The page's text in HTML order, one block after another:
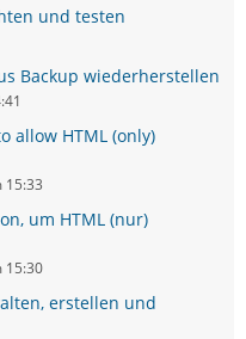
und testen
Backup wiederherstellen
allow HTML (only)
15:33
um HTML (nur)
15:30
erstellen und